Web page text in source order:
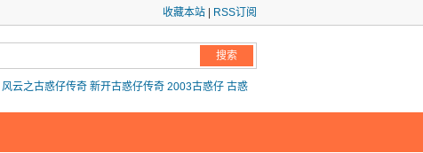
收藏本站 RSS订阅
风云之古惑仔传奇 新开古惑仔传奇 2003古惑仔 古惑